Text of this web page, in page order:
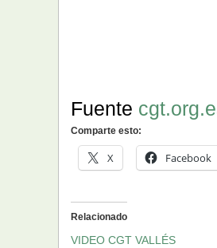
Fuente
Comparte esto:
X Facebook
Relacionado
VIDEO CGT VALLÉS